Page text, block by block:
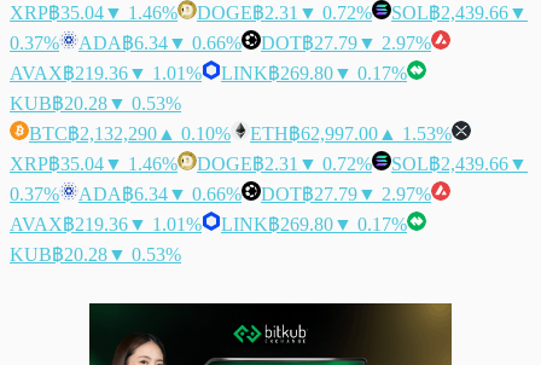
XRP฿35.04▼ 1.46% DOGE฿2.31 ▼ 0.72% SOL฿2,439.66▼
0.37%
ADA฿6.34▼ 0.66% DOT฿27.79▼ 2.97%
AVAX฿219.36▼ 1.01% LINK฿269.80▼ 0.17%
KUB฿20.28▼ 0.53%
BTC฿2,132,290 ▲ 0.10% ETH฿62,997.00 ▲ 1.53%
XRP฿35.04▼ 1.46% DOGE฿2.31 ▼ 0.72% SOL฿2,439.66▼
0.37%
ADA฿6.34▼ 0.66% DOT฿27.79▼ 2.97%
AVAX฿219.36▼ 1.01% LINK฿269.80▼ 0.17%
KUB฿20.28▼ 0.53%